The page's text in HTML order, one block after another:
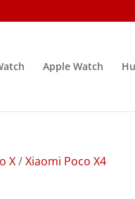
Apple Watch
X/Xiaomi Poco X4